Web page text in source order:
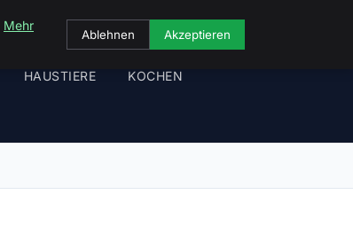
HAUSTIERE KOCHEN
Mehr
Ablehnen Akzeptieren